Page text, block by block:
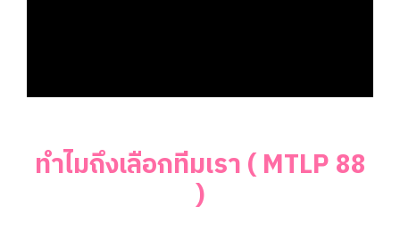
ทำไมถึงเลือกทีมเรา ( MTLP 88
)